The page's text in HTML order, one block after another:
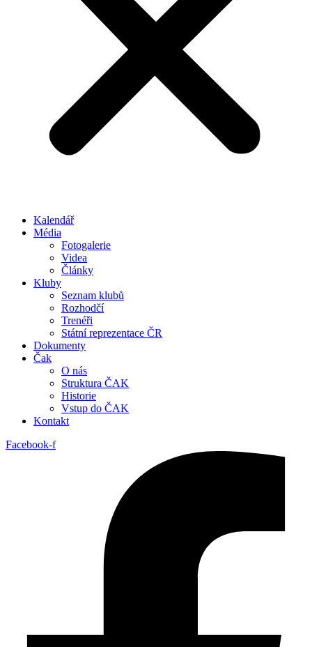
Kalendář
Média
Fotogalerie
Videa
Články
Kluby
Seznam klubů
Rozhodčí
Trenéři
Státní reprezentace ČR
Dokumenty
Čak
O nás
Struktura ČAK
Historie
Vstup do ČAK
Kontakt
Facebook-f